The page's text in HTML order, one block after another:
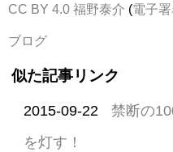
CC BY 4.0 福野泰介 (電子
ブログ
似た記事リンク
2015-09-22
禁断の
を灯す！